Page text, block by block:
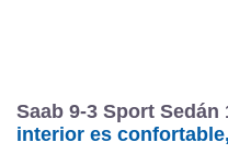
Saab 9-3 Sport Sedán
interior es